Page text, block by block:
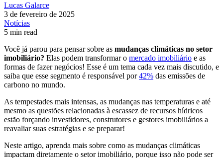
Lucas Galarce
3 de fevereiro de 2025
Notícias
5 min read
Você já parou para pensar sobre as mudanças climáticas no setor
imobiliário? Elas podem transformar o mercado imobiliário e as
formas de fazer negócios! Esse é um tema cada vez mais discutido, e
saiba que esse segmento é responsável por42% das emissões de
carbono no mundo.
As tempestades mais intensas, as mudanças nas temperaturas e até
mesmo as questões relacionadas à escassez de recursos hídricos
estão forçando investidores, construtores e gestores imobiliários a
reavaliar suas estratégias e se preparar!
Neste artigo, aprenda mais sobre como as mudanças climáticas
impactam diretamente o setor imobiliário, porque isso não pode ser